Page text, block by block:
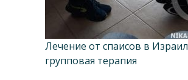
Лечение от спаисов в
групповая терапия